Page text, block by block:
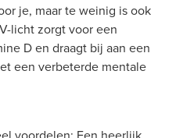
je, maar te weinig is ook
licht zorgt voor een
D en draagt bij aan een
een verbeterde mentale